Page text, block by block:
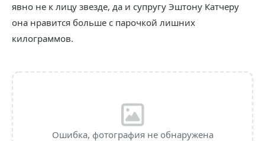
явно не к лицу звезде, да и супругу Эштону Катчеру
она нравится больше с парочкой лишних
килограммов.
Ошибка, фотография не обнаружена